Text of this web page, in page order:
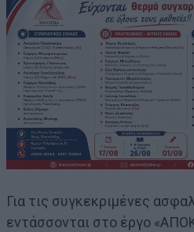
Για τις συγκεκριμένες
εντάσσονται στο έργο